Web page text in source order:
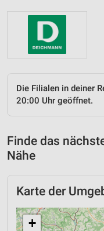
Die Filialen in deiner
20:00 Uhr geöffnet.
Finde das
Nähe
Karte der
+